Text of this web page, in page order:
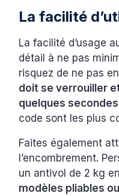
La facilité
La facilité d’usage
détail à ne pas
risquez de ne pas
doit se verrouiller
quelques secondes
code sont les plus
Faites également
l’encombrement.
un antivol de 2 kg
modèles pliables